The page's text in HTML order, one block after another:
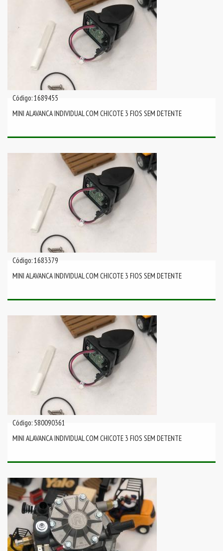
Código: 1689455
MINI ALAVANCA INDIVIDUAL COM CHICOTE 3 FIOS SEM DETENTE
Código: 1683379
MINI ALAVANCA INDIVIDUAL COM CHICOTE 3 FIOS SEM DETENTE
Código: 580090361
MINI ALAVANCA INDIVIDUAL COM CHICOTE 3 FIOS SEM DETENTE